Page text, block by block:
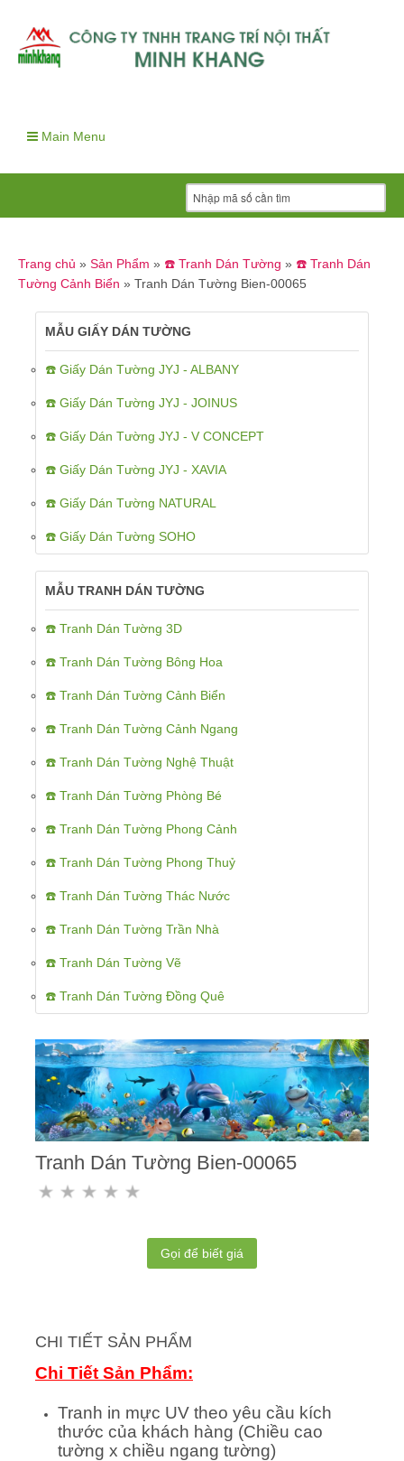
Main Menu
Trang chủ » Sản Phẩm » ☎️ Tranh Dán Tường » ☎️ Tranh Dán
Tường Cảnh Biển » Tranh Dán Tường Bien-00065
MẪU GIẤY DÁN TƯỜNG
☎️ Giấy Dán Tường JYJ - ALBANY
☎️ Giấy Dán Tường JYJ - JOINUS
☎️ Giấy Dán Tường JYJ - V CONCEPT
☎️ Giấy Dán Tường JYJ - XAVIA
☎️ Giấy Dán Tường NATURAL
☎️ Giấy Dán Tường SOHO
MẪU TRANH DÁN TƯỜNG
☎️ Tranh Dán Tường 3D
☎️ Tranh Dán Tường Bông Hoa
☎️ Tranh Dán Tường Cảnh Biển
☎️ Tranh Dán Tường Cảnh Ngang
☎️ Tranh Dán Tường Nghệ Thuật
☎️ Tranh Dán Tường Phòng Bé
☎️ Tranh Dán Tường Phong Cảnh
☎️ Tranh Dán Tường Phong Thuỷ
☎️ Tranh Dán Tường Thác Nước
☎️ Tranh Dán Tường Trần Nhà
☎️ Tranh Dán Tường Vẽ
☎️ Tranh Dán Tường Đồng Quê
Tranh Dán Tường Bien-00065
Gọi để biết giá
CHI TIẾT SẢN PHẨM
Chi Tiết Sản Phẩm:
Tranh in mực UV theo yêu cầu kích
thước của khách hàng (Chiều cao
tường x chiều ngang tường)